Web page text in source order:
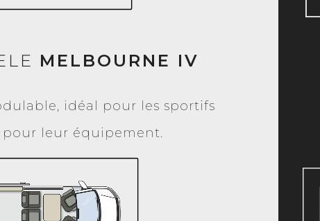
idéal pour les sportifs
pour leur équipement.
MELBOURNE IV